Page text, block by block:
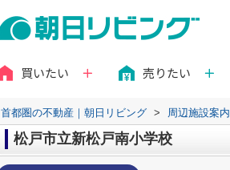
買いたい 売りたい
首都圏の不動産｜朝日リビング > 周辺施設案内
松戸市立新松戸南小学校